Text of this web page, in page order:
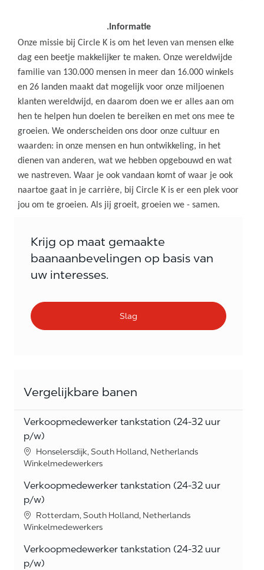
.Informatie
Onze missie bij Circle K is om het leven van mensen elke
dag een beetje makkelijker te maken. Onze wereldwijde
familie van 130.000 mensen in meer dan 16.000 winkels
en 26 landen maakt dat mogelijk voor onze miljoenen
klanten wereldwijd, en daarom doen we er alles aan om
hen te helpen hun doelen te bereiken en met ons mee te
groeien. We onderscheiden ons door onze cultuur en
waarden: in onze mensen en hun ontwikkeling, in het
dienen van anderen, wat we hebben opgebouwd en wat
we nastreven. Waar je ook vandaan komt of waar je ook
naartoe gaat in je carrière, bij Circle K is er een plek voor
jou om te groeien. Als jij groeit, groeien we - samen.
Krijg op maat gemaakte
baanaanbevelingen op basis van
uw interesses.
Slag
Vergelijkbare banen
Verkoopmedewerker tankstation (24-32 uur
p/w)
Location
Honselersdijk, South Holland, Netherlands
Category
Winkelmedewerkers
Verkoopmedewerker tankstation (24-32 uur
p/w)
Location
Rotterdam, South Holland, Netherlands
Category
Winkelmedewerkers
Verkoopmedewerker tankstation (24-32 uur
p/w)